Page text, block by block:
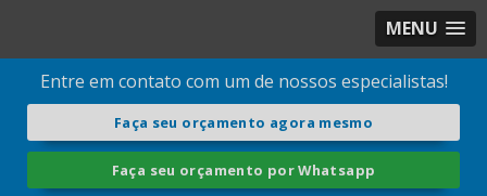
MENU
Entre em contato com um de nossos especialistas!
Faça seu orçamento agora mesmo
Faça seu orçamento por Whatsapp